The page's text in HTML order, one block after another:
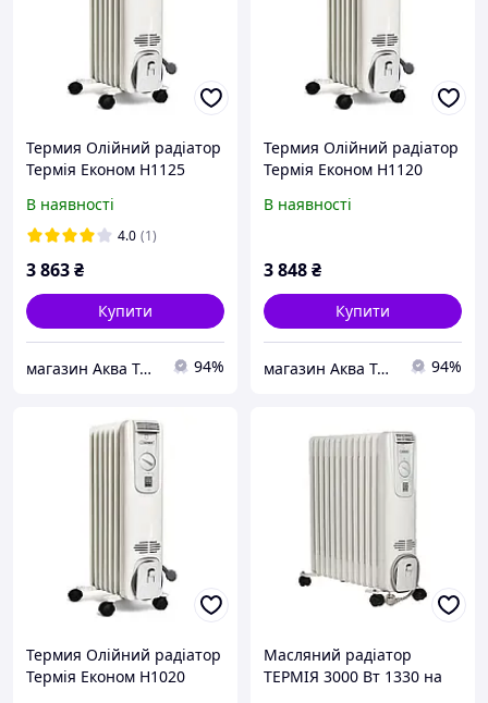
Термия Олійний радіатор
Термія Економ Н1125
В наявності
4.0 (1)
3 863₴
Купити
магазин Аква Техник 94%
Термия Олійний радіатор
Термія Економ Н1120
В наявності
3 848₴
Купити
магазин Аква Техник 94%
Термия Олійний радіатор
Термія Економ Н1020
Масляний радіатор
ТЕРМІЯ 3000 Вт 1330 на